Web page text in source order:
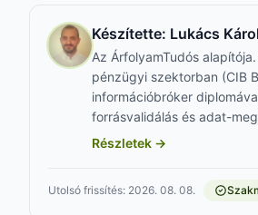
Készítette: Lukács
Az ÁrfolyamTudós
pénzügyi szektorban (CIB
információbróker
forrásvalidálás és adat-
Részletek →
Utolsó frissítés: 2026. 08. 08.